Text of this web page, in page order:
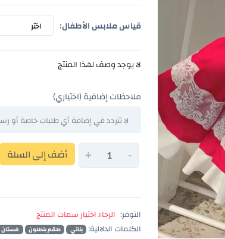
قياس ملابس الأطفال: اختر
لا يوجد وصف لهذا المنتج
ملاحظات إضافية (اختياري)
-
+ أضف إلى السلة
التوفر:
الرجاء اختيار سمات المنتج
الكلمات الدلالية:
بناتي طقم بنطلون فستان